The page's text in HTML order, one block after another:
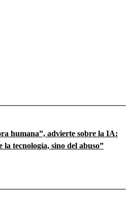
humana”, advierte sobre la IA:
tecnología, sino del abuso”